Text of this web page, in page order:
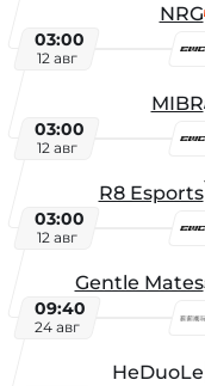
NRG
03:00
12 авг
MIBR
03:00
12 авг
R8 Esports
03:00
12 авг
Gentle Mates
09:40
24 авг
HeDuoLe